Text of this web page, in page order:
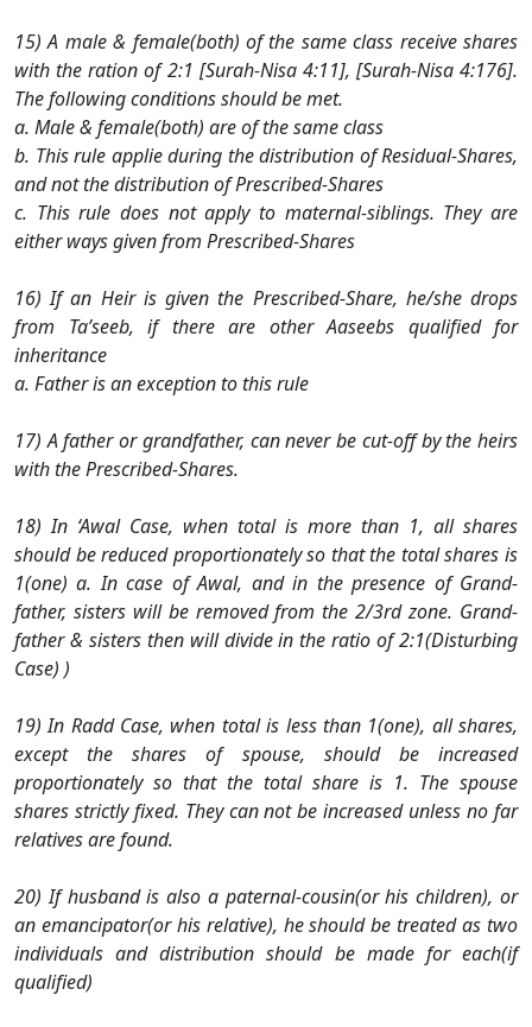
15) A male & female(both) of the same class receive shares
with the ration of 2:1 [Surah-Nisa 4:11], [Surah-Nisa 4:176].
The following conditions should be met.
a. Male & female(both) are of the same class
b. This rule applie during the distribution of Residual-Shares,
and not the distribution of Prescribed-Shares
c. This rule does not apply to maternal-siblings. They are
either ways given from Prescribed-Shares
16) If an Heir is given the Prescribed-Share, he/she drops
from Ta’seeb, if there are other Aaseebs qualified for
inheritance
a. Father is an exception to this rule
17) A father or grandfather, can never be cut-off by the heirs
with the Prescribed-Shares.
18) In ‘Awal Case, when total is more than 1, all shares
should be reduced proportionately so that the total shares is
1(one) a. In case of Awal, and in the presence of Grand-
father, sisters will be removed from the 2/3rd zone. Grand-
father & sisters then will divide in the ratio of 2:1(Disturbing
Case) )
19) In Radd Case, when total is less than 1(one), all shares,
except the shares of spouse, should be increased
proportionately so that the total share is 1. The spouse
shares strictly fixed. They can not be increased unless no far
relatives are found.
20) If husband is also a paternal-cousin(or his children), or
an emancipator(or his relative), he should be treated as two
individuals and distribution should be made for each(if
qualified)